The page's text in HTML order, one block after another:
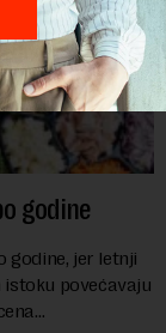
godine
godine, jer letnji
povećavaju